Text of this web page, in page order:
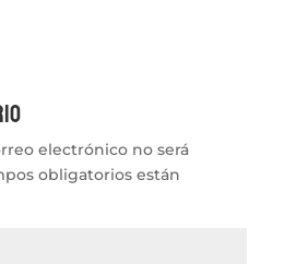
electrónico no será
obligatorios están